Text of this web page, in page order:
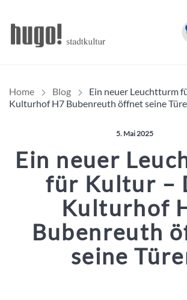
Home Blog
Ein neuer Leuchtturm
Kulturhof H7 Bubenreuth öffnet seine
Veröffentlicht am:
5. Mai 2025
Ein neuer
für Kultur –
Kulturhof
Bubenreuth
seine